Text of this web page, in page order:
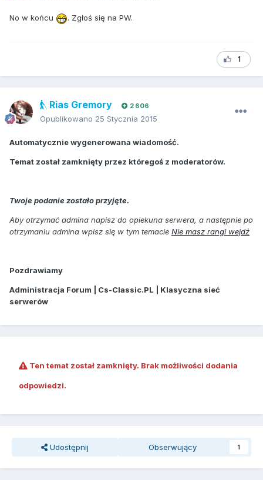
No w końcu . Zgłoś się na PW.
1
Rias Gremory 2 606
Opublikowano 25 Stycznia 2015
Automatycznie wygenerowana wiadomość.
Temat został zamknięty przez któregoś z moderatorów.
Twoje podanie zostało przyjęte.
Aby otrzymać admina napisz do opiekuna serwera, a następnie po
otrzymaniu admina wpisz się w tym temacie Nie masz rangi wejdź
Pozdrawiamy
Administracja Forum | Cs-Classic.PL | Klasyczna sieć
serwerów
Ten temat został zamknięty. Brak możliwości dodania
odpowiedzi.
Udostępnij Obserwujący 1